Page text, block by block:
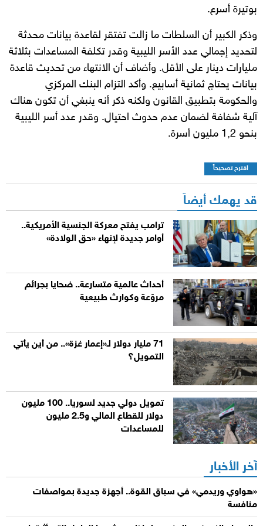
بوتيرة أسرع.
وذكر الكبير أن السلطات ما زالت تفتقر لقاعدة بيانات محدثة
لتحديد إجمالي عدد الأسر الليبية وقدر تكلفة المساعدات بثلاثة
مليارات دينار على الأقل. وأضاف أن الانتهاء من تحديث قاعدة
بيانات يحتاج ثمانية أسابيع. وأكد التزام البنك المركزي
والحكومة بتطبيق القانون ولكنه ذكر أنه ينبغي أن تكون هناك
آلية شفافة لضمان عدم حدوث احتيال. وقدر عدد أسر الليبية
بنحو 1,2 مليون أسرة.
اقترح تصحيحاً
قد يهمك أيضاً
ترامب يفتح معركة الجنسية الأمريكية..
أوامر جديدة لإنهاء «حق الولادة»
أحداث عالمية متسارعة.. ضحايا بجرائم
مروّعة وكوارث طبيعية
71 مليار دولار لـ«إعمار غزة».. من أين يأتي
التمويل؟
تمويل دولي جديد لسوريا.. 100 مليون
دولار للقطاع المالي و2.5 مليون
للمساعدات
آخر الأخبار
«هواوي وريدمي» في سباق القوة.. أجهزة جديدة بمواصفات
منافسة